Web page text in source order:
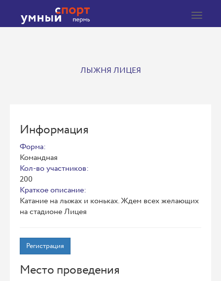
Toggle
ЛЫЖНЯ ЛИЦЕЯ
Информация
Форма:
Командная
Кол-во участников:
200
Краткое описание:
Катание на лыжах и коньках. Ждем всех желающих
на стадионе Лицея
Регистрация
Место проведения